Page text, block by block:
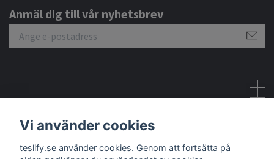
Anmäl dig till vår nyhetsbrev
Vi använder cookies
teslify.se använder cookies. Genom att fortsätta på